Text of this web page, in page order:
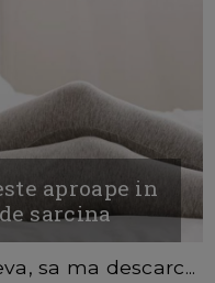
aproape in
sarcina
sa ma descarc...